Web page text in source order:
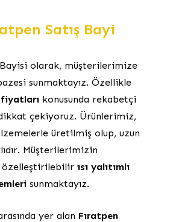
Satış Bayi
olarak, müşterilerimize
sunmaktayız. Özellikle
fiyatları konusunda rekabetçi
çekiyoruz. Ürünlerimiz,
üretilmiş olup, uzun
Müşterilerimizin
özelleştirilebilir ısı yalıtımlı
sunmaktayız.
yer alan Fıratpen